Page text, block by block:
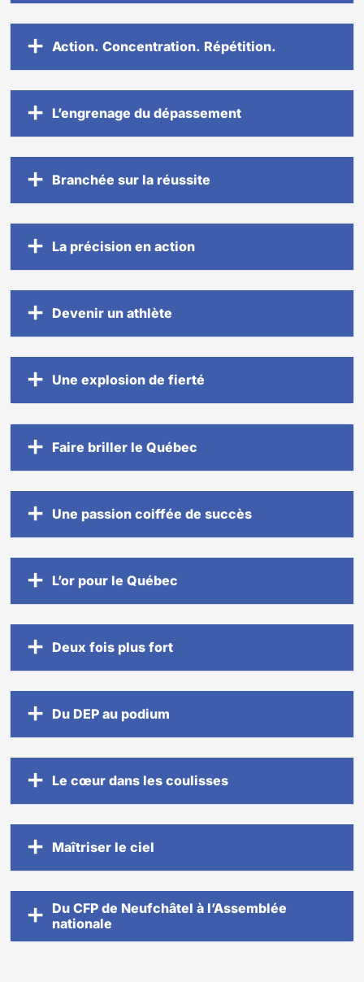
Action. Concentration. Répétition.
L’engrenage du dépassement
Branchée sur la réussite
La précision en action
Devenir un athlète
Une explosion de fierté
Faire briller le Québec
Une passion coiffée de succès
L’or pour le Québec
Deux fois plus fort
Du DEP au podium
Le cœur dans les coulisses
Maîtriser le ciel
Du CFP de Neufchâtel à l’Assemblée
nationale